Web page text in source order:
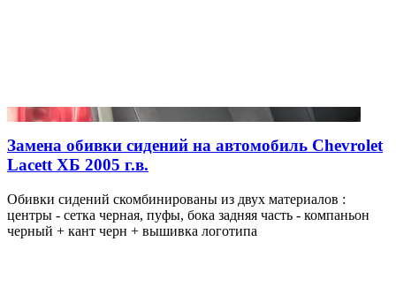
Замена обивки сидений на автомобиль Chevrolet
Lacett ХБ 2005 г.в.
Обивки сидений скомбинированы из двух материалов :
центры - сетка черная, пуфы, бока задняя часть - компаньон
черный + кант черн + вышивка логотипа